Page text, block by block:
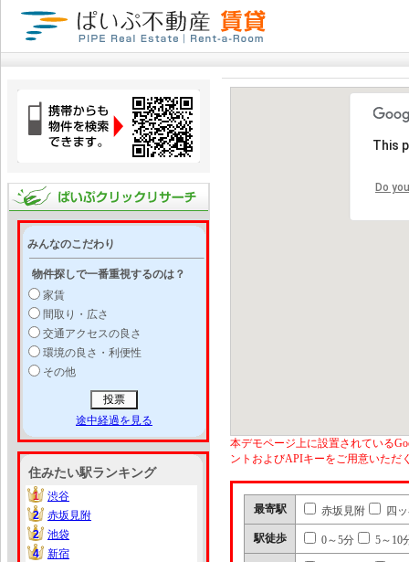
みんなのこだわり
物件探しで一番重視するのは？
家賃
間取り・広さ
交通アクセスの良さ
環境の良さ・利便性
その他
途中経過を見る
住みたい駅ランキング
1
1
渋谷
2
2
赤坂見附
2
2
池袋
4
4
新宿
This
Do
本デモページ上に設置されている
ントおよびAPIキーをご用意いただ
最寄駅 赤坂見附 四
駅徒歩 0～5分 5～10